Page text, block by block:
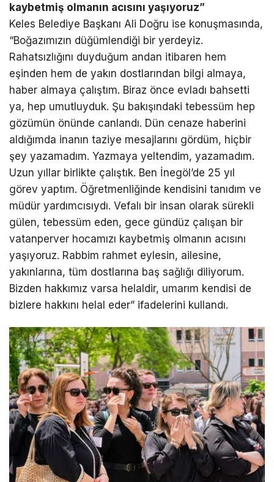
kaybetmiş olmanın acısını yaşıyoruz”
Keles Belediye Başkanı Ali Doğru ise konuşmasında,
“Boğazımızın düğümlendiği bir yerdeyiz.
Rahatsızlığını duyduğum andan itibaren hem
eşinden hem de yakın dostlarından bilgi almaya,
haber almaya çalıştım. Biraz önce evladı bahsetti
ya, hep umutluyduk. Şu bakışındaki tebessüm hep
gözümün önünde canlandı. Dün cenaze haberini
aldığımda inanın taziye mesajlarını gördüm, hiçbir
şey yazamadım. Yazmaya yeltendim, yazamadım.
Uzun yıllar birlikte çalıştık. Ben İnegöl’de 25 yıl
görev yaptım. Öğretmenliğinde kendisini tanıdım ve
müdür yardımcısıydı. Vefalı bir insan olarak sürekli
gülen, tebessüm eden, gece gündüz çalışan bir
vatanperver hocamızı kaybetmiş olmanın acısını
yaşıyoruz. Rabbim rahmet eylesin, ailesine,
yakınlarına, tüm dostlarına baş sağlığı diliyorum.
Bizden hakkımız varsa helaldir, umarım kendisi de
bizlere hakkını helal eder” ifadelerini kullandı.